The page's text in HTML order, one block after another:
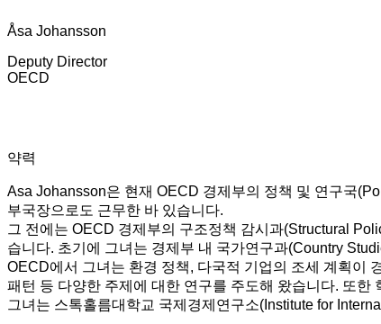
Åsa Johansson
Deputy Director
OECD
약력
Asa Johansson은 현재 OECD 경제부의 정책 및 연구국
부국장으로도 근무한 바 있습니다.
그 전에는 OECD 경제부의 구조정책 감시과(Structural
습니다. 초기에 그녀는 경제부 내 국가연구과(Country
OECD에서 그녀는 환경 정책, 다국적 기업의 조세 계획이
패턴 등 다양한 주제에 대한 연구를 주도해 왔습니다. 또
그녀는 스톡홀름대학교 국제경제연구소(Institute for